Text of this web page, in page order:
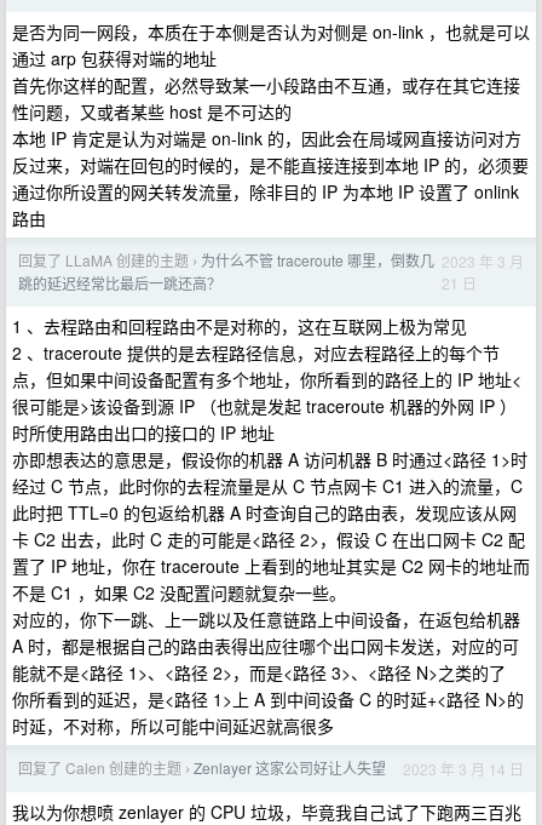
是否为同一网段，本质在于本侧是否认为对侧是 on-link ，也就是可以
通过 arp 包获得对端的地址
首先你这样的配置，必然导致某一小段路由不互通，或存在其它连接
性问题，又或者某些 host 是不可达的
本地 IP 肯定是认为对端是 on-link 的，因此会在局域网直接访问对方
反过来，对端在回包的时候的，是不能直接连接到本地 IP 的，必须要
通过你所设置的网关转发流量，除非目的 IP 为本地 IP 设置了 onlink
路由
回复了 LLaMA 创建的主题 › 为什么不管 traceroute 哪里，倒数几
跳的延迟经常比最后一跳还高？
2023 年 3 月
21 日
1 、去程路由和回程路由不是对称的，这在互联网上极为常见
2 、traceroute 提供的是去程路径信息，对应去程路径上的每个节
点，但如果中间设备配置有多个地址，你所看到的路径上的 IP 地址<
很可能是>该设备到源 IP （也就是发起 traceroute 机器的外网 IP ）
时所使用路由出口的接口的 IP 地址
亦即想表达的意思是，假设你的机器 A 访问机器 B 时通过<路径 1>时
经过 C 节点，此时你的去程流量是从 C 节点网卡 C1 进入的流量，C
此时把 TTL=0 的包返给机器 A 时查询自己的路由表，发现应该从网
卡 C2 出去，此时 C 走的可能是<路径 2>，假设 C 在出口网卡 C2 配
置了 IP 地址，你在 traceroute 上看到的地址其实是 C2 网卡的地址而
不是 C1 ，如果 C2 没配置问题就复杂一些。
对应的，你下一跳、上一跳以及任意链路上中间设备，在返包给机器
A 时，都是根据自己的路由表得出应往哪个出口网卡发送，对应的可
能就不是<路径 1>、<路径 2>，而是<路径 3>、<路径 N>之类的了
你所看到的延迟，是<路径 1>上 A 到中间设备 C 的时延+<路径 N>的
时延，不对称，所以可能中间延迟就高很多
回复了 Calen 创建的主题 › Zenlayer 这家公司好让人失望 2023 年 3 月 14 日
我以为你想喷 zenlayer 的 CPU 垃圾，毕竟我自己试了下跑两三百兆